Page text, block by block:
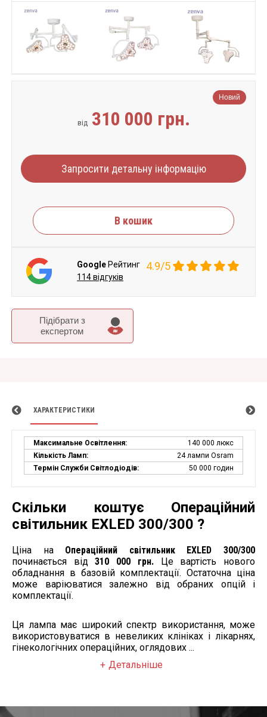
Підібрати з
експертом
Новий
від 310 000 грн.
Запросити детальну інформацію
В кошик
Google Рейтинг 4.9/5
114 відгуків
ХАРАКТЕРИСТИКИ
Максимальне Освітлення:
140 000 люкс
Кількість Ламп:
24 лампи Osram
Термін Служби Світлодіодів:
50 000 годин
Скільки коштує Операційний
світильник EXLED 300/300 ?
Ціна на Операційний світильник EXLED 300/300
починається від310 000 грн.Це вартість нового
обладнання в базовій комплектації. Остаточна ціна
може варіюватися залежно від обраних опцій і
комплектації.
Ця лампа має широкий спектр використання, може
використовуватися в невеликих клініках і лікарнях,
гінекологічних операційних, оглядових ...
Детальніше